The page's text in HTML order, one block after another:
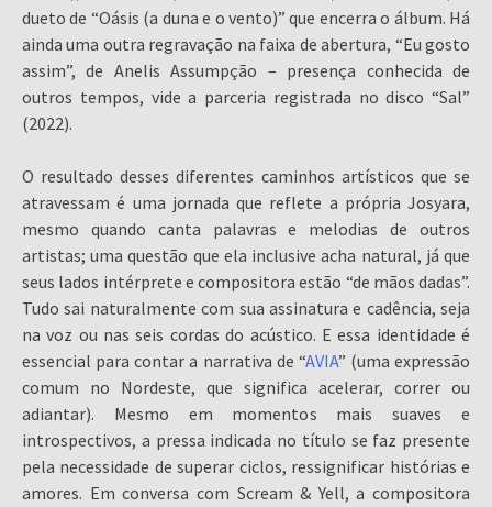
dueto de “Oásis (a duna e o vento)” que encerra o álbum. Há
ainda uma outra regravação na faixa de abertura, “Eu gosto
assim”, de Anelis Assumpção – presença conhecida de
outros tempos, vide a parceria registrada no disco “Sal”
(2022).
O resultado desses diferentes caminhos artísticos que se
atravessam é uma jornada que reflete a própria Josyara,
mesmo quando canta palavras e melodias de outros
artistas; uma questão que ela inclusive acha natural, já que
seus lados intérprete e compositora estão “de mãos dadas”.
Tudo sai naturalmente com sua assinatura e cadência, seja
na voz ou nas seis cordas do acústico. E essa identidade é
essencial para contar a narrativa de “AVIA” (uma expressão
comum no Nordeste, que significa acelerar, correr ou
adiantar). Mesmo em momentos mais suaves e
introspectivos, a pressa indicada no título se faz presente
pela necessidade de superar ciclos, ressignificar histórias e
amores. Em conversa com Scream & Yell, a compositora